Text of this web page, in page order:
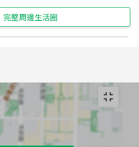
完整周邊生活圈